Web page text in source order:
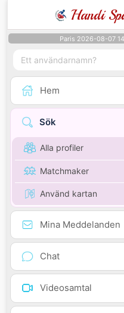
Handi
Paris 2026-08-07
Hem
Sök
Alla profiler
Matchmaker
Använd kartan
Mina Meddelanden
Chat
Videosamtal